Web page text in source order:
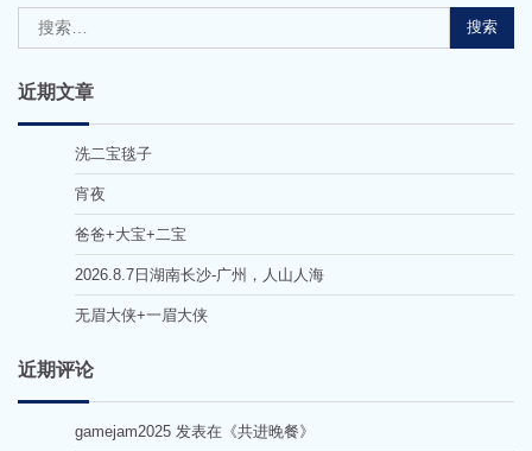
索：
近期文章
洗二宝毯子
宵夜
爸爸+大宝+二宝
2026.8.7日湖南长沙-广州，人山人海
无眉大侠+一眉大侠
近期评论
gamejam2025 发表在《共进晚餐》